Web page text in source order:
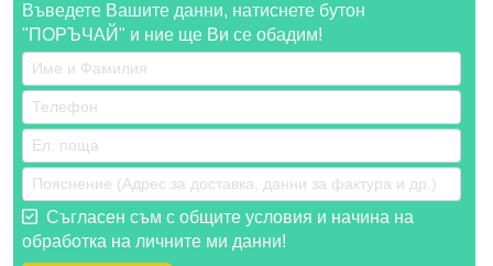
Въведете Вашите данни, натиснете бутон
"ПОРЪЧАЙ" и ние ще Ви се обадим!
Съгласен съм с общите условия и начина на
обработка на личните ми данни!